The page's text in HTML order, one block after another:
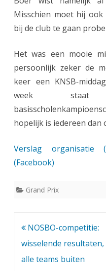
Misschien moet hij
bij de club te gaan
Het was een mooie
persoonlijk zeker de
keer een KNSB-
week staat
hopelijk is iedereen dan
Verslag organisatie
(Facebook)
Grand Prix
Bericht
navigatie
NOSBO-competitie:
wisselende resultaten,
alle teams buiten